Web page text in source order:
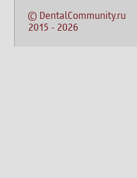
© DentalCommunity.ru
2015 - 2026